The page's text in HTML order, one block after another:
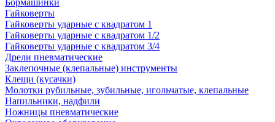
Бормашинки
Гайковерты
Гайковерты ударные с квадратом 1
Гайковерты ударные с квадратом 1/2
Гайковерты ударные с квадратом 3/4
Дрели пневматические
Заклепочные (клепальные) инструменты
Клещи (кусачки)
Молотки рубильные, зубильные, игольчатые, клепальные
Напильники, надфили
Ножницы пневматические